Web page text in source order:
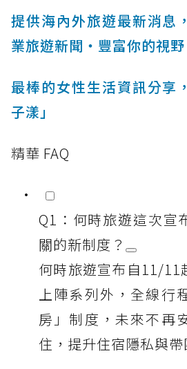
提供海內外旅遊最新消息
業旅遊新聞‧豐富你的視野
最棒的女性生活資訊分享
子漾」
精華 FAQ
Q1：何時旅遊這次宣
關的新制度？
何時旅遊宣布自11/11
上陣系列外，全線行
房」制度，未來不再
住，提升住宿隱私與帶